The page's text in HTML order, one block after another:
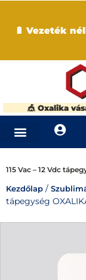
🔋 Vezeték
🎪 Oxalika
115 Vac – 12 Vdc
Kezdőlap /
tápegység